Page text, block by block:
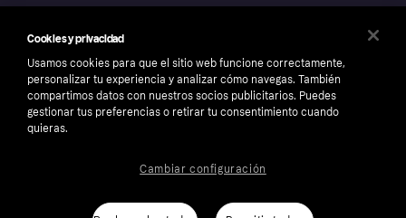
Número de empresa: 556737-0431
Cookies y privacidad
Usamos cookies para que el sitio web funcione correctamente,
personalizar tu experiencia y analizar cómo navegas. También
compartimos datos con nuestros socios publicitarios. Puedes
gestionar tus preferencias o retirar tu consentimiento cuando
quieras.
Cambiar configuración